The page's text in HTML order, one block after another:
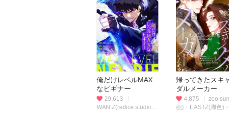
俺だけレベルMAX
なビギナー
29,613
WAN.Z(redice studio)
帰ってきたスキ
ダルメーカー
4,875
zoo
画)・EASTZ(脚色)・